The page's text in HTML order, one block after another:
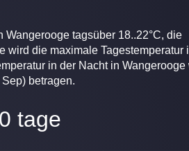
tagsüber 18..22°C, die
wird die maximale Tagestemperatur
in der Nacht in Wangerooge
betragen.
tage